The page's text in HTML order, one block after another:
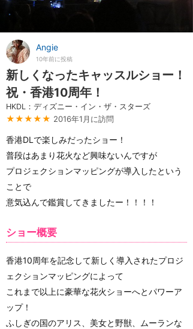
Angie
10年前に投稿
新しくなったキャッスルショー！
祝・香港10周年！
HKDL：ディズニー・イン・ザ・スターズ
★★★★★ 2016年1月に訪問
香港DLで楽しみだったショー！
普段はあまり花火など興味ないんですが
プロジェクションマッピングが導入したという
ことで
意気込んで鑑賞してきましたー！！！！
ショー概要
香港10周年を記念して新しく導入されたプロジ
ェクションマッピングによって
これまで以上に豪華な花火ショーへとパワーア
ップ！
ふしぎの国のアリス、美女と野獣、ムーランな